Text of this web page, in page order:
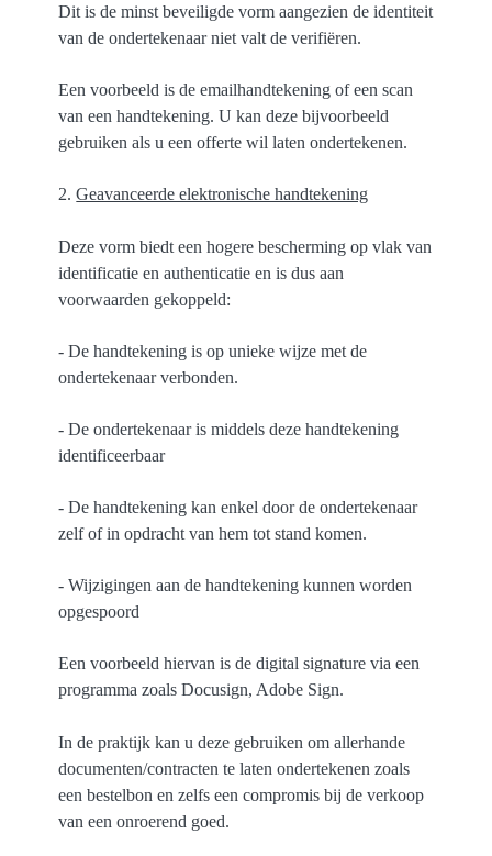
Dit is de minst beveiligde vorm aangezien de identiteit
van de ondertekenaar niet valt de verifiëren.
Een voorbeeld is de emailhandtekening of een scan
van een handtekening. U kan deze bijvoorbeeld
gebruiken als u een offerte wil laten ondertekenen.
2.Geavanceerde elektronische handtekening
Deze vorm biedt een hogere bescherming op vlak van
identificatie en authenticatie en is dus aan
voorwaarden gekoppeld:
- De handtekening is op unieke wijze met de
ondertekenaar verbonden.
- De ondertekenaar is middels deze handtekening
identificeerbaar
- De handtekening kan enkel door de ondertekenaar
zelf of in opdracht van hem tot stand komen.
- Wijzigingen aan de handtekening kunnen worden
opgespoord
Een voorbeeld hiervan is de digital signature via een
programma zoals Docusign, Adobe Sign.
In de praktijk kan u deze gebruiken om allerhande
documenten/contracten te laten ondertekenen zoals
een bestelbon en zelfs een compromis bij de verkoop
van een onroerend goed.